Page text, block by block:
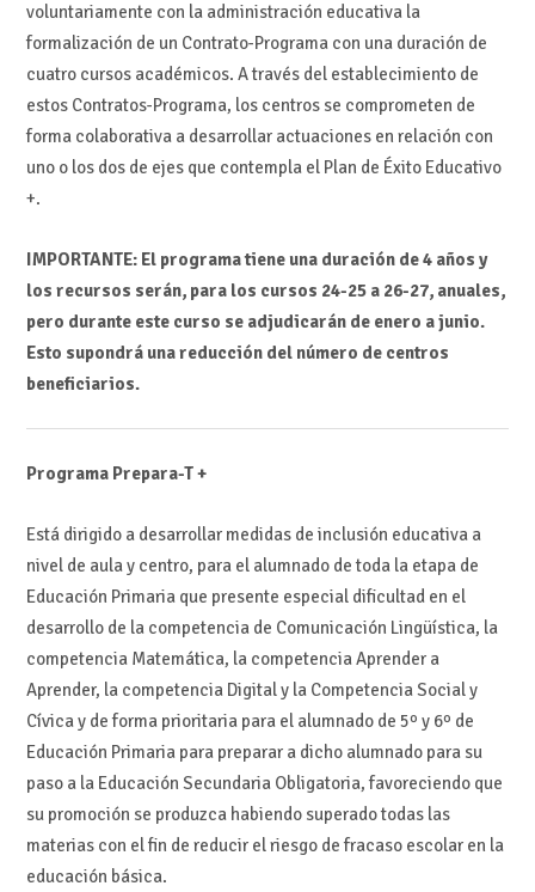
voluntariamente con la administración educativa la
formalización de un Contrato-Programa con una duración de
cuatro cursos académicos. A través del establecimiento de
estos Contratos-Programa, los centros se comprometen de
forma colaborativa a desarrollar actuaciones en relación con
uno o los dos de ejes que contempla el Plan de Éxito Educativo
+.
IMPORTANTE: El programa tiene una duración de 4 años y
los recursos serán, para los cursos 24-25 a 26-27, anuales,
pero durante este curso se adjudicarán de enero a junio.
Esto supondrá una reducción del número de centros
beneficiarios.
Programa Prepara-T +
Está dirigido a desarrollar medidas de inclusión educativa a
nivel de aula y centro, para el alumnado de toda la etapa de
Educación Primaria que presente especial dificultad en el
desarrollo de la competencia de Comunicación Lingüística, la
competencia Matemática, la competencia Aprender a
Aprender, la competencia Digital y la Competencia Social y
Cívica y de forma prioritaria para el alumnado de 5º y 6º de
Educación Primaria para preparar a dicho alumnado para su
paso a la Educación Secundaria Obligatoria, favoreciendo que
su promoción se produzca habiendo superado todas las
materias con el fin de reducir el riesgo de fracaso escolar en la
educación básica.